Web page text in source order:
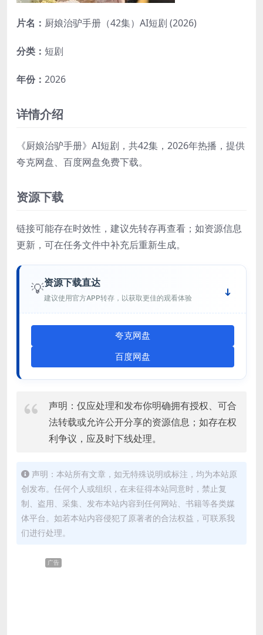
片名： 厨娘治驴手册（42集）AI短剧 (2026)
分类： 短剧
年份： 2026
详情介绍
《厨娘治驴手册》AI短剧，共42集，2026年热播，提供
夸克网盘、百度网盘免费下载。
资源下载
链接可能存在时效性，建议先转存再查看；如资源信息
更新，可在任务文件中补充后重新生成。
💡资源下载直达
建议使用官方APP转存，以获取更佳的观看体验
夸克网盘
百度网盘
声明：仅应处理和发布你明确拥有授权、可合
法转载或允许公开分享的资源信息；如存在权
利争议，应及时下线处理。
声明：本站所有文章，如无特殊说明或标注，均为本站原
创发布。任何个人或组织，在未征得本站同意时，禁止复
制、盗用、采集、发布本站内容到任何网站、书籍等各类媒
体平台。如若本站内容侵犯了原著者的合法权益，可联系我
们进行处理。
广告